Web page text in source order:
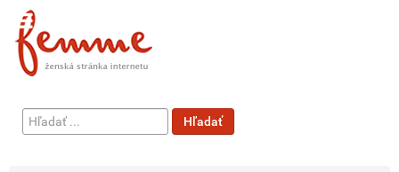
Hľadať
...
Hľadať